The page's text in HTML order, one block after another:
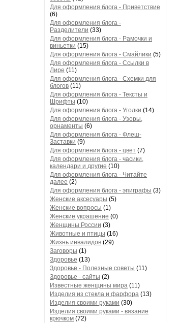
Для оформления блога - Приветствие
(6)
Для оформления блога -
Разделители (33)
Для оформления блога - Рамочки и
виньетки (15)
Для оформления блога - Смайлики (5)
Для оформления блога - Ссылки в
Лире (11)
Для оформления блога - Схемки для
блогов (11)
Для оформления блога - Тексты и
Шрифты (10)
Для оформления блога - Уголки (14)
Для оформления блога - Узоры,
орнаменты (6)
Для оформления блога - Флеш-
Заставки (9)
Для оформления блога - цвет (7)
Для оформления блога - часики,
календари и другие (10)
Для оформления блога - Читайте
далее (2)
Для оформления блога - эпиграфы (3)
Женские аксесуары (5)
Женские вопросы (1)
Женские украшение (0)
Женщины России (3)
Животные и птицы (16)
Жизнь инвалидов (29)
Заговоры (1)
Здоровье (13)
Здоровье - Полезные советы (11)
Здоровье - сайты (2)
Известные женщины мира (11)
Изделия из стекла и фарфора (13)
Изделия своими руками (30)
Изделия своими руками - вязание
крючком (72)